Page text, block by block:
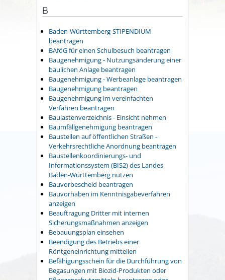
B
Baden-Württemberg-STIPENDIUM
beantragen
BAföG für einen Schulbesuch beantragen
Baugenehmigung - Nutzungsänderung einer
baulichen Anlage beantragen
Baugenehmigung - Werbeanlage beantragen
Baugenehmigung beantragen
Baugenehmigung im vereinfachten
Verfahren beantragen
Baulastenverzeichnis - Einsicht nehmen
Baumfällgenehmigung beantragen
Baustellen auf öffentlichen Straßen -
Verkehrsrechtliche Anordnung beantragen
Baustellenkoordinierungs- und
Informationssystem (BIS2) des Landes
Baden-Württemberg nutzen
Bauvorbescheid beantragen
Bauvorhaben im Kenntnisgabeverfahren
anzeigen
Beauftragung Dritter mit internen
Sicherungsmaßnahmen anzeigen
Bebauungsplan einsehen
Beendigung des Betriebs einer
Röntgeneinrichtung mitteilen
Befähigungsschein für die Durchführung von
Begasungen mit Biozid-Produkten oder